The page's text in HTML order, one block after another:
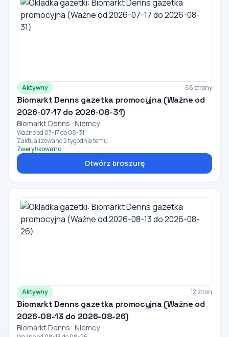
Aktywny 68 strony
Biomarkt Denns gazetka promocyjna (Ważne od
2026-07-17 do 2026-08-31)
Biomarkt Denns · Niemcy
Ważne od 07-17 do 08-31
Zaktualizowano 2 tygodnie temu
Zweryfikowano
Otwórz broszurę
Aktywny 12 stron
Biomarkt Denns gazetka promocyjna (Ważne od
2026-08-13 do 2026-08-26)
Biomarkt Denns · Niemcy